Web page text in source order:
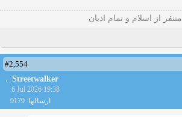
متنفر از اسلام و تمام ادیان
#2,554
Streetwalker
6 Jul 2026 19:38
ارسالها: 9179